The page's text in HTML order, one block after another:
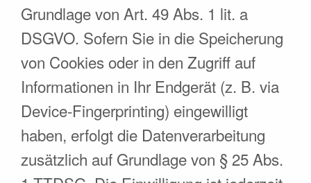
Grundlage von Art. 49 Abs. 1 lit. a
DSGVO. Sofern Sie in die Speicherung
von Cookies oder in den Zugriff auf
Informationen in Ihr Endgerät (z. B. via
Device-Fingerprinting) eingewilligt
haben, erfolgt die Datenverarbeitung
zusätzlich auf Grundlage von § 25 Abs.